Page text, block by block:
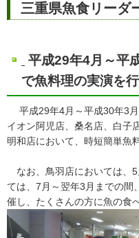
三重県魚食リーダ
平成29年4月～平
で魚料理の実演を
平成29年4月～平成30年3月
イオン阿児店、桑名店、白子
明和店において、時短簡単魚
なお、鳥羽店においては、
ては、7月～翌年3月までの間
催し、たくさんの方に魚の食